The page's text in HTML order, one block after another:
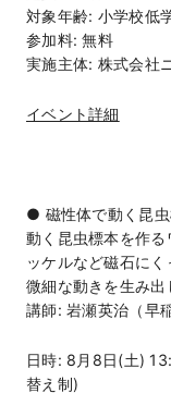
対象年齢: 小学校低
参加料: 無料
実施主体: 株式会社
イベント詳細
● 磁性体で動く昆
動く昆虫標本を作
ッケルなど磁石にく
微細な動きを生み出
講師: 岩瀬英治（早
日時: 8月8日(土)
替え制)